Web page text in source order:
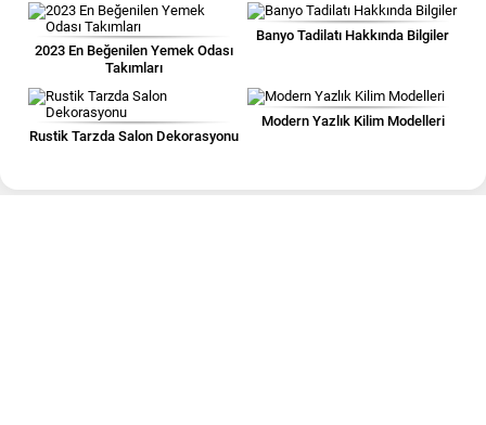
2023 En Beğenilen Yemek Odası
Takımları
Banyo Tadilatı Hakkında Bilgiler
Rustik Tarzda Salon Dekorasyonu
Modern Yazlık Kilim Modelleri